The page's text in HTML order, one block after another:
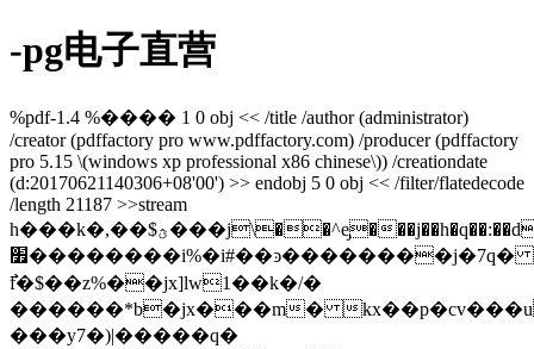
-pg电子直营
%pdf-1.4 %���� 1 0 obj << /title /author (administrator)
/creator (pdffactory pro www.pdffactory.com) /producer (pdffactory
pro 5.15 \(windows xp professional x86 chinese\)) /creationdate
(d:20170621140306+08'00') >> endobj 5 0 obj << /filter/flatedecode
/length 21187 >>stream
h���k�,��$ؿ���j\��^e̡���j��h�q��:��d6n�r�����o��?
׿��������i%�i#��ͽ��������j�7q�
߯f�$��z%��jx]lw1��k�/�
������*b�jx���m�
���y7�)|�����q�